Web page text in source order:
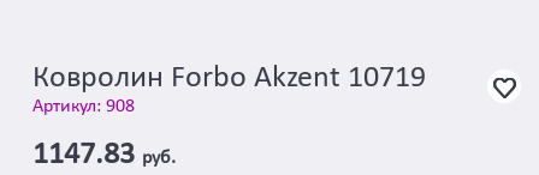
Ковролин Forbo Akzent 10719
Артикул: 908
1147.83 руб.